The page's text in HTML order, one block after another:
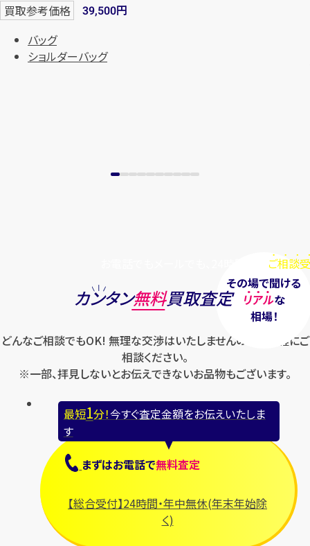
買取参考価格 39,500円
バッグ
ショルダーバッグ
ご相談
その場で聞ける
リアルな
相場！
カンタン無料買取査定
どんなご相談でもOK! 無理な交渉はいたしませんのでお気軽にご
相談ください。
※一部、拝見しないとお伝えできないお品物もございます。
最短1分！今すぐ査定金額をお伝えいたしま
す
まずはお電話で無料査定
【総合受付】24時間・年中無休(年末年始除
く)